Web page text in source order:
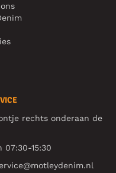
rechts onderaan de
07:30-15:30